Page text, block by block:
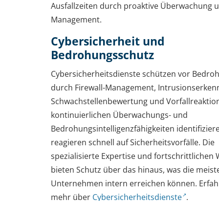
Ausfallzeiten durch proaktive Überwachung
Management.
Cybersicherheit und
Bedrohungsschutz
Cybersicherheitsdienste schützen vor
durch Firewall-Management,
Schwachstellenbewertung und
kontinuierlichen Überwachungs- und
Bedrohungsintelligenzfähigkeiten
reagieren schnell auf Sicherheitsvorfälle. Die
spezialisierte Expertise und fortschrittlichen
bieten Schutz über das hinaus, was die
Unternehmen intern erreichen können.
mehr über Cybersicherheitsdienste .